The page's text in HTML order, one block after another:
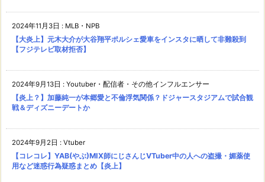
2024年11月3日 : MLB・NPB
【大炎上】元木大介が大谷翔平ポルシェ愛車をインスタに晒して非難殺到
【フジテレビ取材拒否】
2024年9月13日 : Youtuber・配信者・その他インフルエンサー
【炎上？】加藤純一が本郷愛と不倫浮気関係？ドジャースタジアムで試合観
戦＆ディズニーデートか
2024年9月2日 : Vtuber
【コレコレ】YAB(やぶ)MIX師にじさんじVTuber中の人への盗撮・媚薬使
用など迷惑行為疑惑まとめ【炎上】